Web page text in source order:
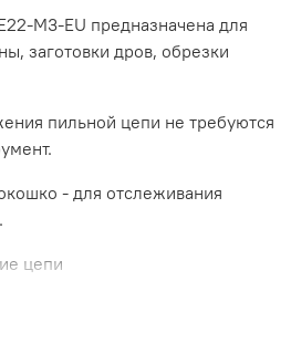
M3-EU предназначена для
заготовки дров, обрезки
пильной цепи не требуются
- для отслеживания
цепи